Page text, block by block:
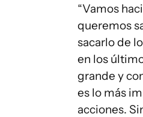
“Vamos
queremos
sacarlo de
en los
grande y
es lo más
acciones.